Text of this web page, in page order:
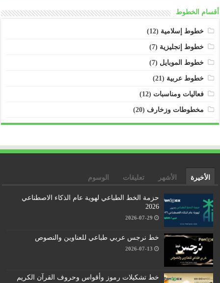
أقسام الخطوط
خطوط إسلامية (12)
خطوط إنجليزية (7)
خطوط الموبايل (7)
خطوط عربية (21)
فعاليات ومناسبات (12)
مخطوطات وزخارف (20)
الأخيرة الأشهر تعليقات الوسوم
حزمة الخط الطباعي لهوية عام الذكاء الاصطناعي
2026
2026-07-29
خط نرجس عربي طباعي للعناوين والنصوص
2026-07-13
خط تشكيلات رموز وأقواس وحروف القرآن الكريم